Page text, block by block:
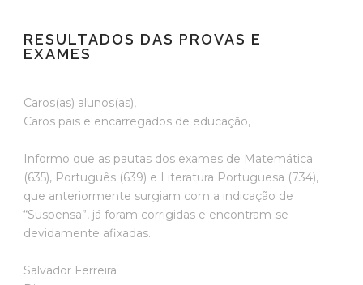
RESULTADOS DAS PROVAS E
EXAMES
Caros(as) alunos(as),
Caros pais e encarregados de educação,
Informo que as pautas dos exames de Matemática
(635), Português (639) e Literatura Portuguesa (734),
que anteriormente surgiam com a indicação de
“Suspensa”, já foram corrigidas e encontram-se
devidamente afixadas.
Salvador Ferreira